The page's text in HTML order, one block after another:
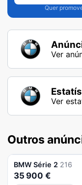
Quer
Ver
Ver
Outros
BMW Série 2 216
35 900 €